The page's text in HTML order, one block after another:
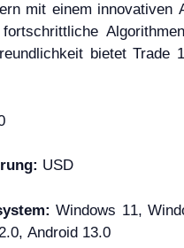
mit einem innovativen
bietet Trade
USD
Windows 11,
Android 13.0